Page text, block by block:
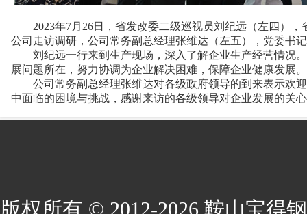
2023年7月26日，省发改委二级巡视员刘纪远（左四），
公司走访调研，公司常务副总经理张维达（左五），党委书
刘纪远一行来到生产现场，深入了解企业生产经营情况。
展问题所在，努力协调为企业解决困难，保障企业健康发展。
公司常务副总经理张维达对各级政府领导的到来表示欢迎
中面临的困境与挑战，感谢来访的各级领导对企业发展的关
版权所有 © 2012-2026 鞍山宝得钢